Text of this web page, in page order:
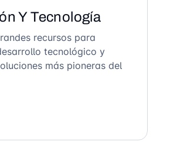
Y Tecnología
recursos para
tecnológico y
más pioneras del